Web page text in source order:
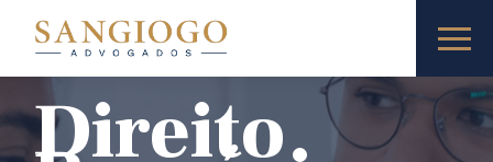
Direito